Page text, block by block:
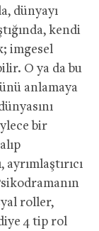
dünyayı
kendi
imgesel
O ya da bu
anlamaya
bir
ayrımlaştırıcı
roller,
4 tip rol